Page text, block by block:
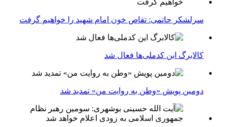
سرلشکر حاتمی: تقاص خون امام شهید را خواهیم گرفت
کالابرگ این کدملی‌ها فعال شد
دومین پویش «وطن به روایت من» تمدید شد